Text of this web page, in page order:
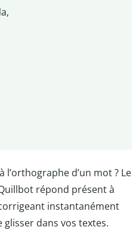
d’un mot ? Le
répond présent à
instantanément
dans vos textes.